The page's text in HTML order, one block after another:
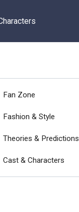
Fan Zone
Fashion & Style
Theories & Predictions
Cast & Characters